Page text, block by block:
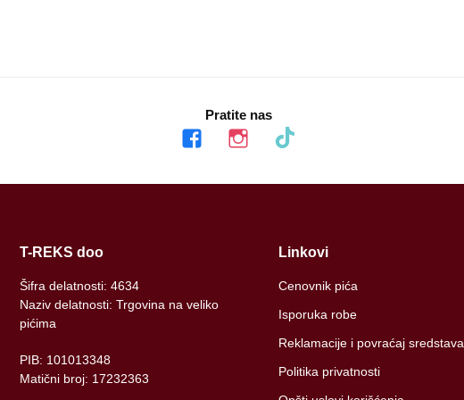
Pratite nas
facebookinstagramtiktok
T-REKS doo
Šifra delatnosti: 4634
Naziv delatnosti: Trgovina na veliko
pićima
PIB: 101013348
Matični broj: 17232363
Linkovi
Cenovnik pića
Isporuka robe
Reklamacije i povraćaj sredstava
Politika privatnosti